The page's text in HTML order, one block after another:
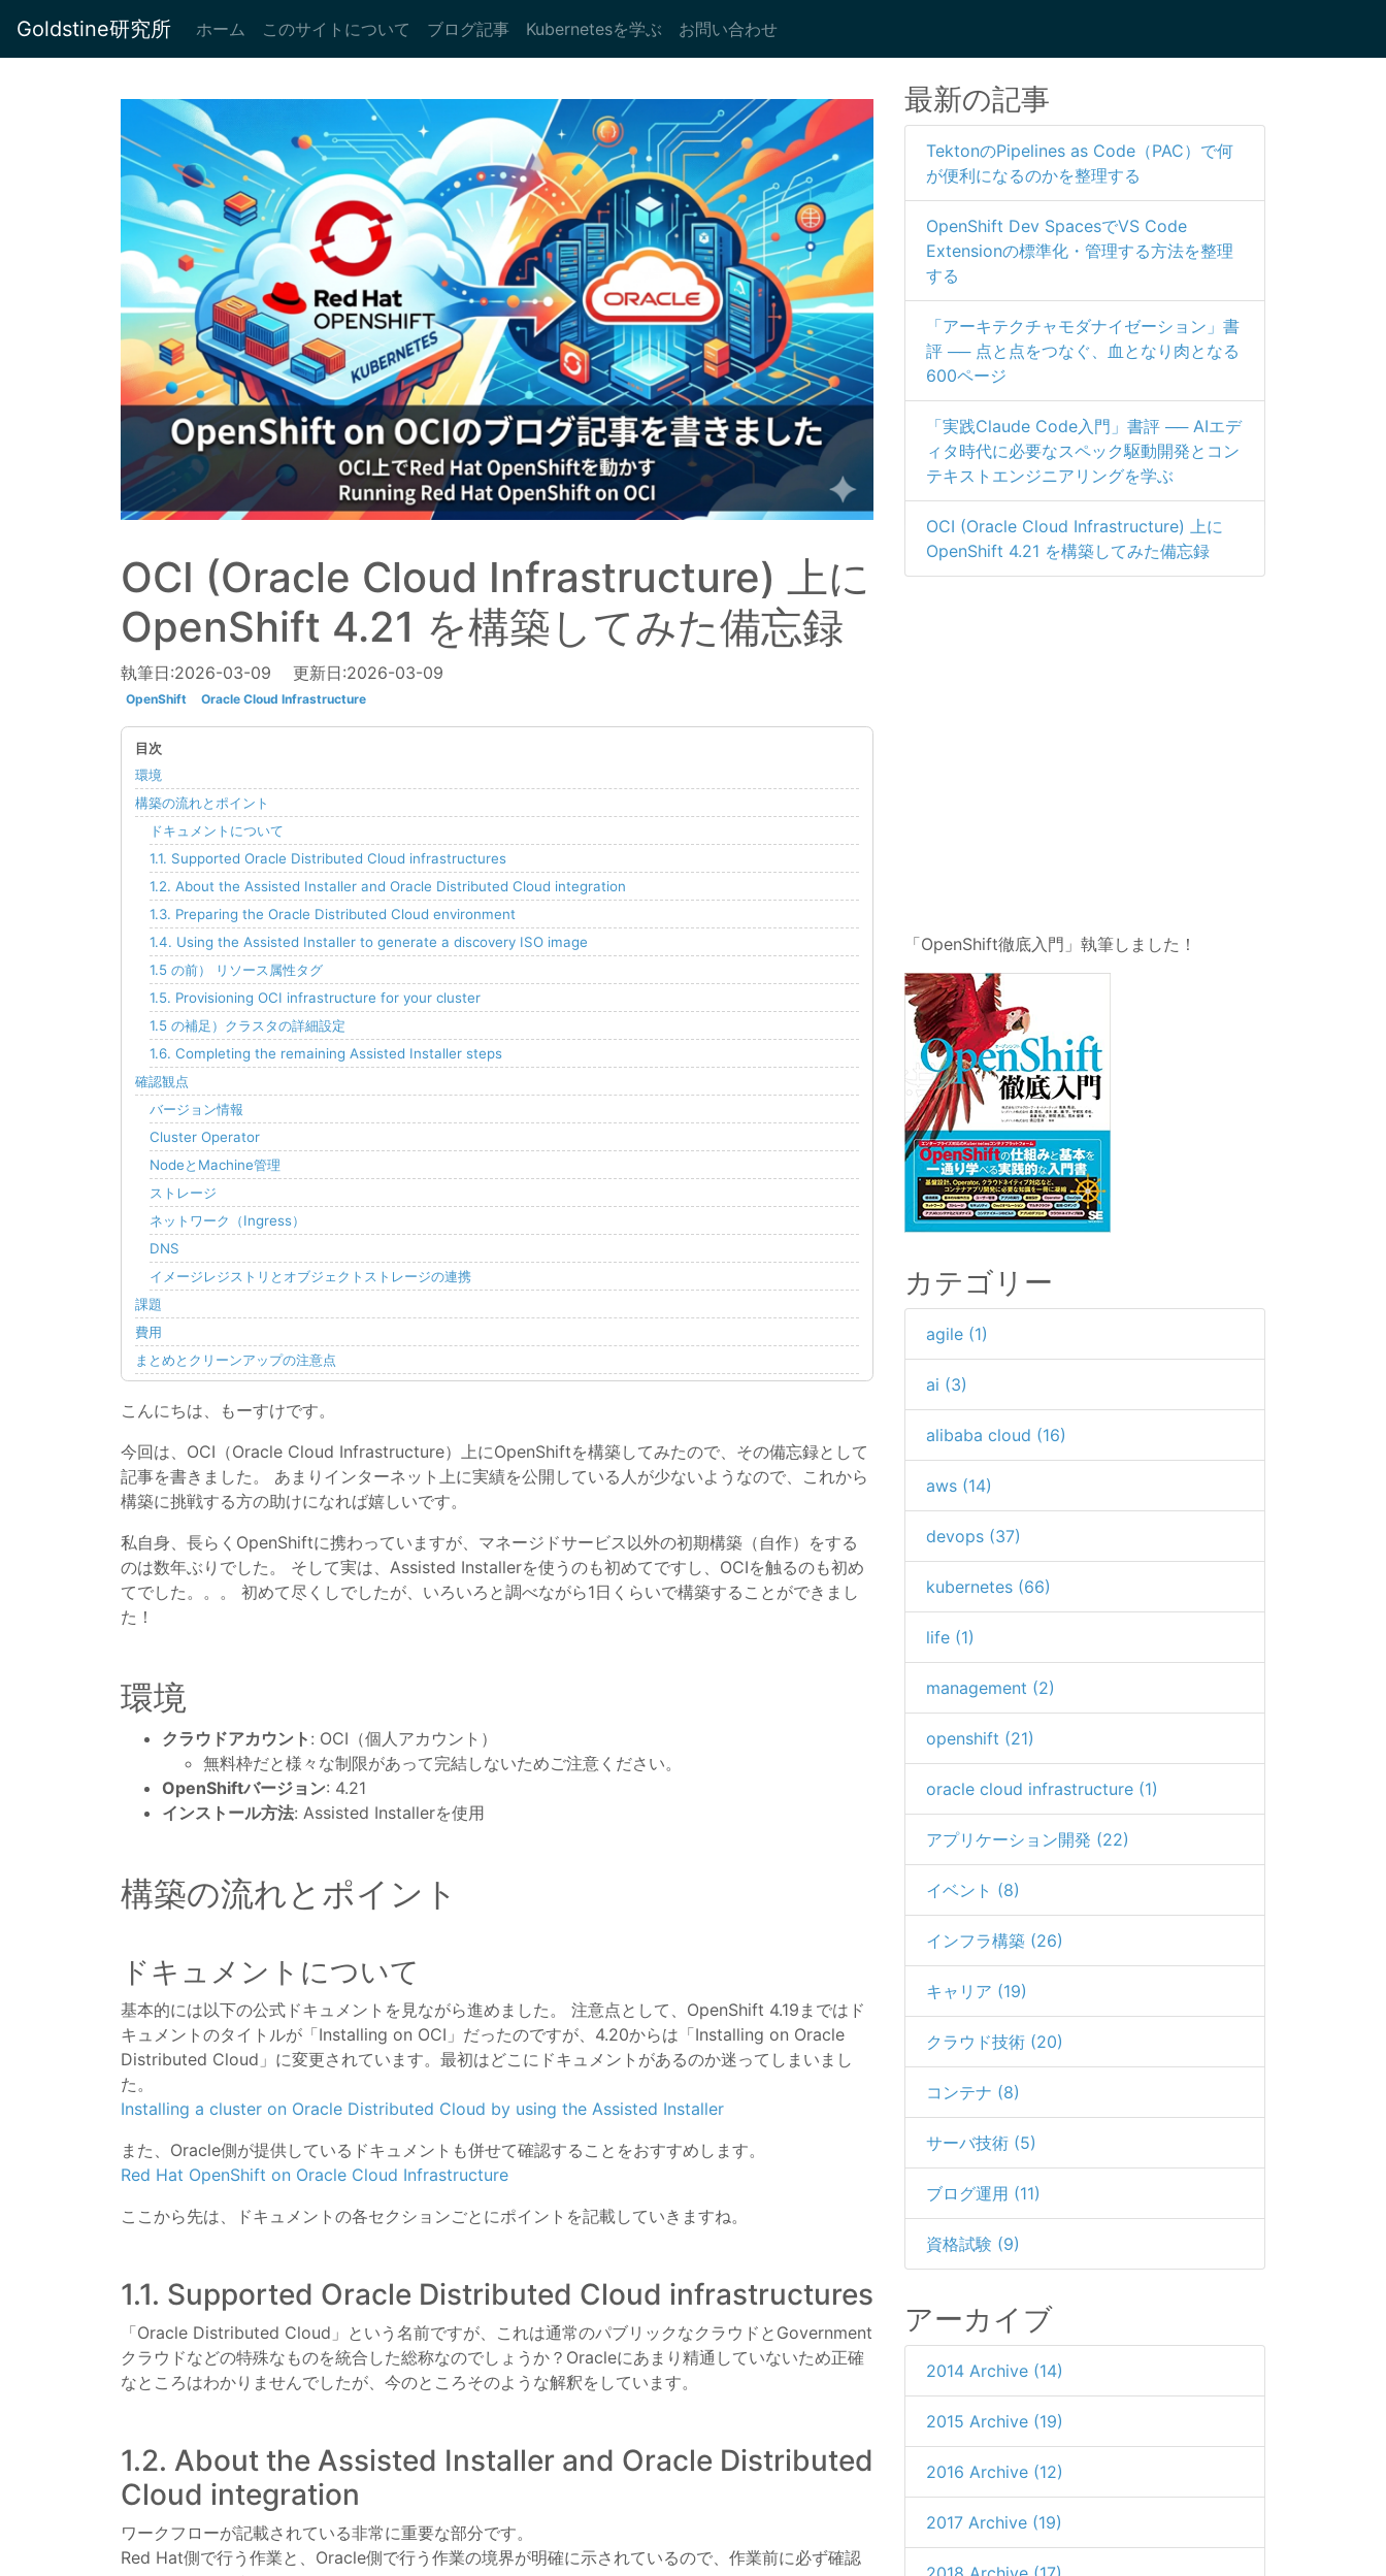
Goldstine研究所 ホーム (current)
このサイトについて ブログ記事 Kubernetesを学ぶ お問い合わせ
OCI (Oracle Cloud Infrastructure) 上に
OpenShift 4.21 を構築してみた備忘録
執筆日:2026-03-09 更新日:2026-03-09
OpenShift Oracle Cloud Infrastructure
環境
構築の流れとポイント
ドキュメントについて
1.1. Supported Oracle Distributed Cloud infrastructures
1.2. About the Assisted Installer and Oracle Distributed Cloud integration
1.3. Preparing the Oracle Distributed Cloud environment
1.4. Using the Assisted Installer to generate a discovery ISO image
1.5 の前） リソース属性タグ
1.5. Provisioning OCI infrastructure for your cluster
1.5 の補足）クラスタの詳細設定
1.6. Completing the remaining Assisted Installer steps
確認観点
バージョン情報
Cluster Operator
NodeとMachine管理
ストレージ
ネットワーク（Ingress）
DNS
イメージレジストリとオブジェクトストレージの連携
課題
費用
まとめとクリーンアップの注意点
こんにちは、もーすけです。
今回は、OCI（Oracle Cloud Infrastructure）上にOpenShiftを構築してみたので、その備忘録として
記事を書きました。 あまりインターネット上に実績を公開している人が少ないようなので、これから
構築に挑戦する方の助けになれば嬉しいです。
私自身、長らくOpenShiftに携わっていますが、マネージドサービス以外の初期構築（自作）をする
のは数年ぶりでした。 そして実は、Assisted Installerを使うのも初めてですし、OCIを触るのも初め
てでした。。。 初めて尽くしでしたが、いろいろと調べながら1日くらいで構築することができまし
た！
環境
クラウドアカウント : OCI（個人アカウント）
無料枠だと様々な制限があって完結しないためご注意ください。
OpenShiftバージョン: 4.21
インストール方法: Assisted Installerを使用
構築の流れとポイント
ドキュメントについて
基本的には以下の公式ドキュメントを見ながら進めました。 注意点として、OpenShift 4.19まではド
キュメントのタイトルが「Installing on OCI」だったのですが、4.20からは「Installing on Oracle
Distributed Cloud」に変更されています。最初はどこにドキュメントがあるのか迷ってしまいまし
た。
Installing a cluster on Oracle Distributed Cloud by using the Assisted Installer
また、Oracle側が提供しているドキュメントも併せて確認することをおすすめします。
Red Hat OpenShift on Oracle Cloud Infrastructure
ここから先は、ドキュメントの各セクションごとにポイントを記載していきますね。
1.1. Supported Oracle Distributed Cloud infrastructures
「Oracle Distributed Cloud」という名前ですが、これは通常のパブリックなクラウドとGovernment
クラウドなどの特殊なものを統合した総称なのでしょうか？Oracleにあまり精通していないため正確
なところはわかりませんでしたが、今のところそのような解釈をしています。
1.2. About the Assisted Installer and Oracle Distributed
Cloud integration
ワークフローが記載されている非常に重要な部分です。
Red Hat側で行う作業と、Oracle側で行う作業の境界が明確に示されているので、作業前に必ず確認
最新の記事
TektonのPipelines as Code（PAC）で何
が便利になるのかを整理する
OpenShift Dev SpacesでVS Code
Extensionの標準化・管理する方法を整理
する
「アーキテクチャモダナイゼーション」書
評 ── 点と点をつなぐ、血となり肉となる
600ページ
「実践Claude Code入門」書評 ── AIエデ
ィタ時代に必要なスペック駆動開発とコン
テキストエンジニアリングを学ぶ
OCI (Oracle Cloud Infrastructure) 上に
OpenShift 4.21 を構築してみた備忘録
「OpenShift徹底入門」執筆しました！
カテゴリー
agile (1)
ai (3)
alibaba cloud (16)
aws (14)
devops (37)
kubernetes (66)
life (1)
management (2)
openshift (21)
oracle cloud infrastructure (1)
アプリケーション開発 (22)
イベント (8)
インフラ構築 (26)
キャリア (19)
クラウド技術 (20)
コンテナ (8)
サーバ技術 (5)
ブログ運用 (11)
資格試験 (9)
アーカイブ
2014 Archive (14)
2015 Archive (19)
2016 Archive (12)
2017 Archive (19)